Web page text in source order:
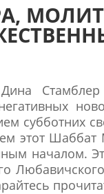
Стамблер
субботних
этот
началом.